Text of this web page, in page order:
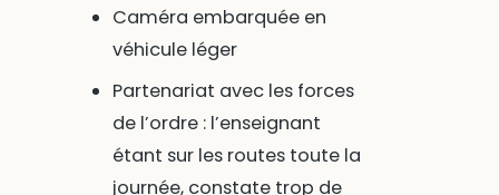
Caméra embarquée en
véhicule léger
Partenariat avec les forces
de l’ordre : l’enseignant
étant sur les routes toute la
journée, constate trop de